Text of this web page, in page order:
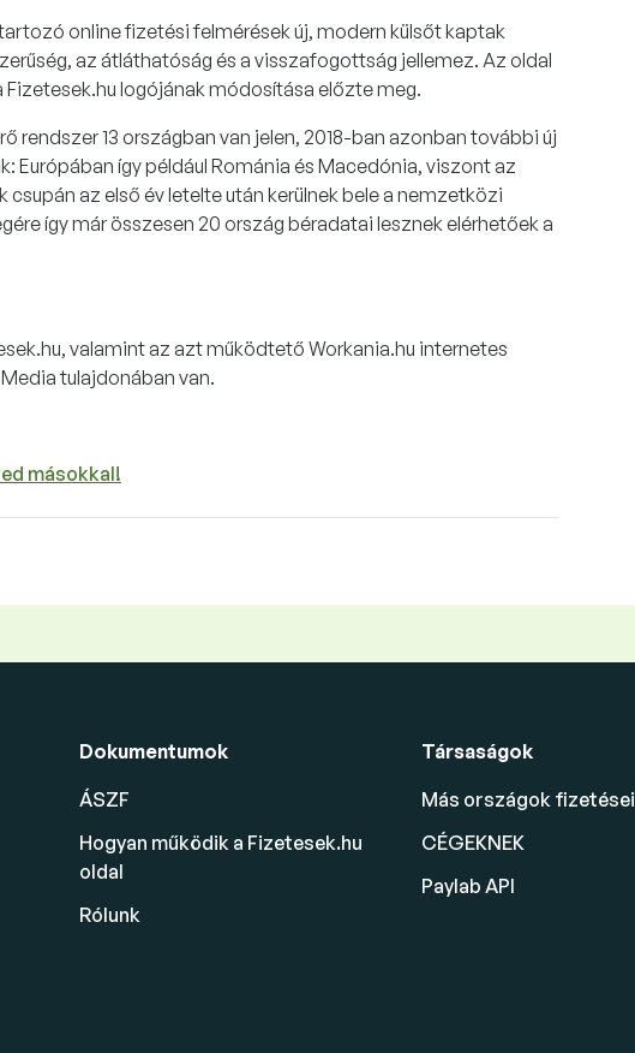
online fizetési felmérések új, modern külsőt kaptak
az átláthatóság és a visszafogottság jellemez. Az oldal
Fizetesek.hu logójának módosítása előzte meg.
rendszer 13 országban van jelen, 2018-ban azonban további új
Európában így például Románia és Macedónia, viszont az
az első év letelte után kerülnek bele a nemzetközi
így már összesen 20 ország béradatai lesznek elérhetőek a
valamint az azt működtető Workania.hu internetes
tulajdonában van.
másokkal!
Dokumentumok
ÁSZF
Hogyan működik a Fizetesek.hu
oldal
Rólunk
Társaságok
Más országok fizetései
CÉGEKNEK
Paylab API